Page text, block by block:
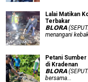
Lalai Matikan
Terbakar
𝗕𝗟𝗢𝗥𝗔
menangani
Petani
di Kradenan
𝗕𝗟𝗢𝗥𝗔
bersama...